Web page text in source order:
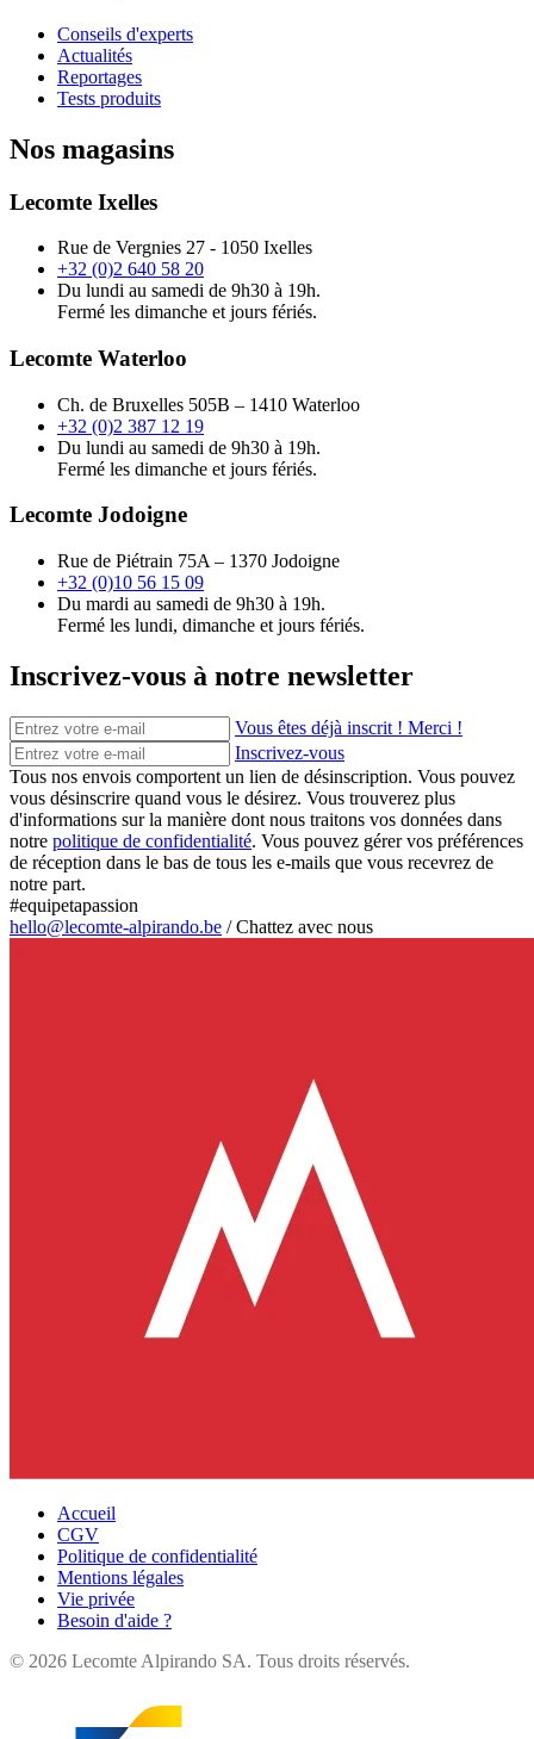
Conseils d'experts
Actualités
Reportages
Tests produits
Nos magasins
Lecomte Ixelles
Rue de Vergnies 27 - 1050 Ixelles
+32 (0)2 640 58 20
Du lundi au samedi de 9h30 à 19h.
Fermé les dimanche et jours fériés.
Lecomte Waterloo
Ch. de Bruxelles 505B – 1410 Waterloo
+32 (0)2 387 12 19
Du lundi au samedi de 9h30 à 19h.
Fermé les dimanche et jours fériés.
Lecomte Jodoigne
Rue de Piétrain 75A – 1370 Jodoigne
+32 (0)10 56 15 09
Du mardi au samedi de 9h30 à 19h.
Fermé les lundi, dimanche et jours fériés.
Inscrivez-vous à notre newsletter
Vous êtes déjà inscrit ! Merci !
Inscrivez-vous
Tous nos envois comportent un lien de désinscription. Vous pouvez
vous désinscrire quand vous le désirez. Vous trouverez plus
d'informations sur la manière dont nous traitons vos données dans
notre politique de confidentialité. Vous pouvez gérer vos préférences
de réception dans le bas de tous les e-mails que vous recevrez de
notre part.
#equipetapassion
hello@lecomte-alpirando.be /Chattez avec nous
Accueil
CGV
Politique de confidentialité
Mentions légales
Vie privée
Besoin d'aide ?
© 2026 Lecomte Alpirando SA. Tous droits réservés.